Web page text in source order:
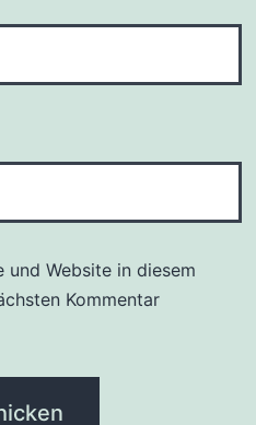
und Website in diesem
Kommentar